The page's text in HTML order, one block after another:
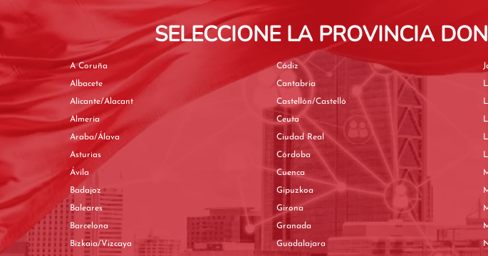
SELECCIONE LA PROVINCIA
A Coruña
Albacete
Alicante/Alacant
Almería
Araba/Álava
Asturias
Ávila
Badajoz
Baleares
Barcelona
Bizkaia/Vizcaya
Cádiz
Cantabria
Castellón/Castelló
Ceuta
Ciudad Real
Córdoba
Cuenca
Gipuzkoa
Girona
Granada
Guadalajara